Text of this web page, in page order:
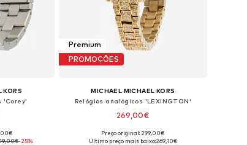
KORS
'Corey'
Size
-25%
Premium
PROMOÇÕES
MICHAEL MICHAEL KORS
Relógios analógicos 'LEXINGTON'
269,00€
Tamanhos disponíveis: One Size
Preço original: 299,00€
Último preço mais baixo:269,10€